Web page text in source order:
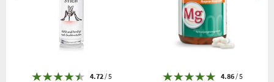
4.72/ 5 4.86/ 5